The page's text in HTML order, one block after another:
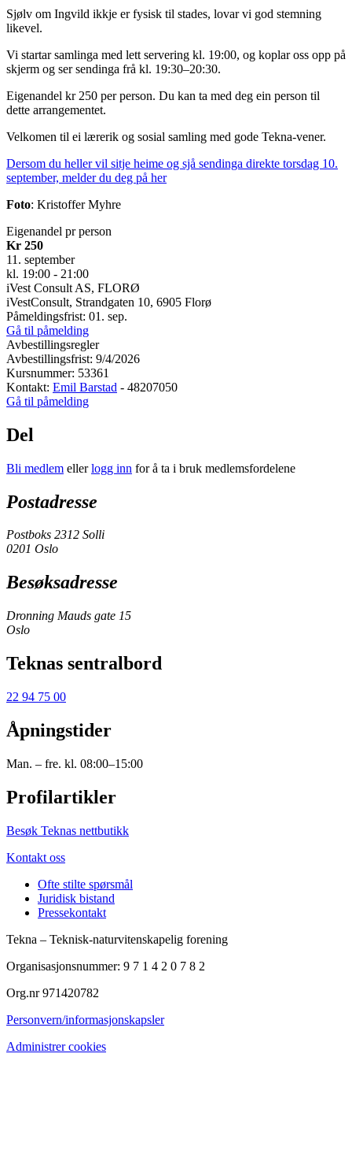
Sjølv om Ingvild ikkje er fysisk til stades, lovar vi god stemning
likevel.
Vi startar samlinga med lett servering kl. 19:00, og koplar oss opp på
skjerm og ser sendinga frå kl. 19:30–20:30.
Eigenandel kr 250 per person. Du kan ta med deg ein person til
dette arrangementet.
Velkomen til ei lærerik og sosial samling med gode Tekna-vener.
Dersom du heller vil sitje heime og sjå sendinga direkte torsdag 10.
september, melder du deg på her
Foto: Kristoffer Myhre
Eigenandel pr person
Kr 250
11. september
kl. 19:00 - 21:00
iVest Consult AS, FLORØ
iVestConsult, Strandgaten 10, 6905 Florø
Påmeldingsfrist: 01. sep.
Gå til påmelding
Avbestillingsregler
Avbestillingsfrist: 9/4/2026
Kursnummer: 53361
Kontakt: Emil Barstad - 48207050
Gå til påmelding
Del
Bli medlem ellerlogg inn for å ta i bruk medlemsfordelene
Postadresse
Postboks 2312 Solli
0201 Oslo
Besøksadresse
Dronning Mauds gate 15
Oslo
Teknas sentralbord
22 94 75 00
Åpningstider
Man. – fre. kl. 08:00–15:00
Profilartikler
Besøk Teknas nettbutikk
Kontakt oss
Ofte stilte spørsmål
Juridisk bistand
Pressekontakt
Tekna – Teknisk-naturvitenskapelig forening
Organisasjonsnummer: 9 7 1 4 2 0 7 8 2
Org.nr 971420782
Personvern/informasjonskapsler
Administrer cookies